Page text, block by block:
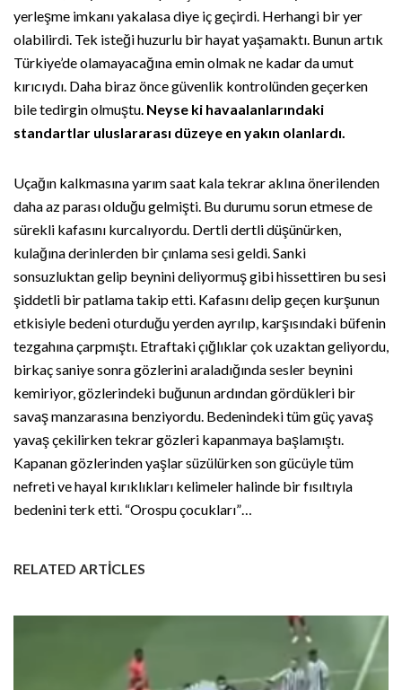
yerleşme imkanı yakalasa diye iç geçirdi. Herhangi bir yer
olabilirdi. Tek isteği huzurlu bir hayat yaşamaktı. Bunun artık
Türkiye’de olamayacağına emin olmak ne kadar da umut
kırıcıydı. Daha biraz önce güvenlik kontrolünden geçerken
bile tedirgin olmuştu. Neyse ki havaalanlarındaki
standartlar uluslararası düzeye en yakın olanlardı.
Uçağın kalkmasına yarım saat kala tekrar aklına önerilenden
daha az parası olduğu gelmişti. Bu durumu sorun etmese de
sürekli kafasını kurcalıyordu. Dertli dertli düşünürken,
kulağına derinlerden bir çınlama sesi geldi. Sanki
sonsuzluktan gelip beynini deliyormuş gibi hissettiren bu sesi
şiddetli bir patlama takip etti. Kafasını delip geçen kurşunun
etkisiyle bedeni oturduğu yerden ayrılıp, karşısındaki büfenin
tezgahına çarpmıştı. Etraftaki çığlıklar çok uzaktan geliyordu,
birkaç saniye sonra gözlerini araladığında sesler beynini
kemiriyor, gözlerindeki buğunun ardından gördükleri bir
savaş manzarasına benziyordu. Bedenindeki tüm güç yavaş
yavaş çekilirken tekrar gözleri kapanmaya başlamıştı.
Kapanan gözlerinden yaşlar süzülürken son gücüyle tüm
nefreti ve hayal kırıklıkları kelimeler halinde bir fısıltıyla
bedenini terk etti. “Orospu çocukları”…
RELATED ARTICLES